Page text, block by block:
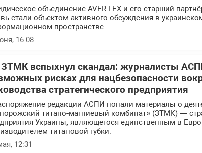
объединение AVER LEX и его старший
стали объектом активного обсуждения в
пространстве.
16:08
вспыхнул скандал: журналисты
рисках для нацбезопасности
стратегического предприятия
редакции АСПИ попали материалы о
титано-магниевый комбинат» (ЗТМК) —
Украины, являющегося единственным в
титановой губки.
12:31